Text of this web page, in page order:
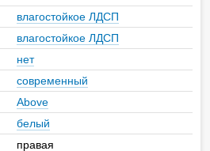
влагостойкое ЛДСП
влагостойкое ЛДСП
нет
современный
Above
белый
правая